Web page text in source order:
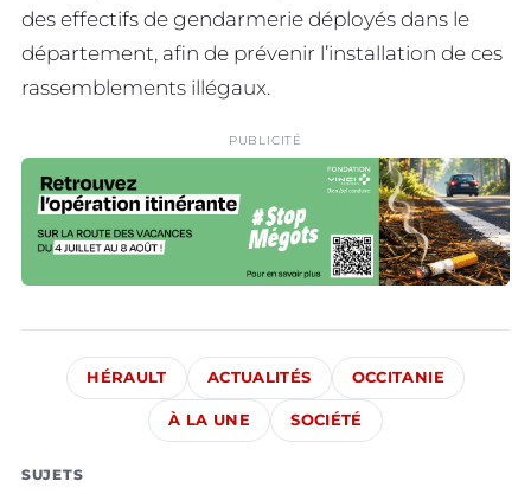
des effectifs de gendarmerie déployés dans le
département, afin de prévenir l’installation de ces
rassemblements illégaux.
PUBLICITÉ
HÉRAULT ACTUALITÉS OCCITANIE
À LA UNE SOCIÉTÉ
SUJETS